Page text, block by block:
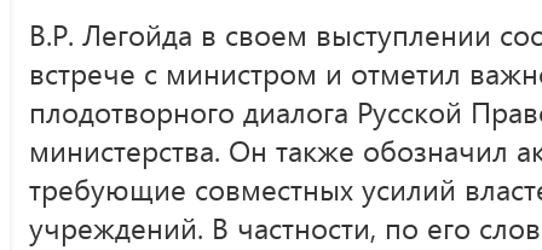
В.Р. Легойда в своем выступлении
встрече с министром и отметил
плодотворного диалога Русской
министерства. Он также обозначил
требующие совместных усилий
учреждений. В частности, по его